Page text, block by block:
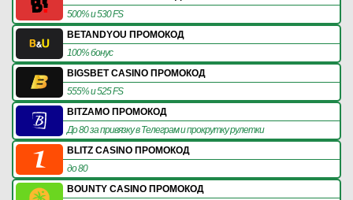
500% и 530 FS
BETANDYOU ПРОМОКОД
100% бонус
BIGSBET CASINO ПРОМОКОД
555% и 525 FS
BITZAMO ПРОМОКОД
До 80 за привязку в Телеграм и прокрутку рулетки
BLITZ CASINO ПРОМОКОД
до 80
BOUNTY CASINO ПРОМОКОД